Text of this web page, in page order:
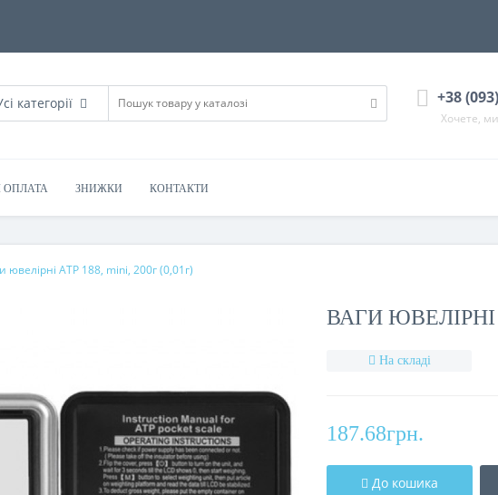
категорії +38
Хочете,
ОПЛАТА ЗНИЖКИ КОНТАКТИ
ювелірні AТР 188, mini, 200г (0,01г)
ВАГИ ЮВЕЛІРНІ
На складі
187.68грн.
До кошика